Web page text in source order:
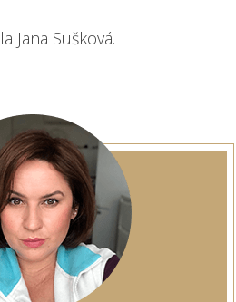
Jana Sušková.